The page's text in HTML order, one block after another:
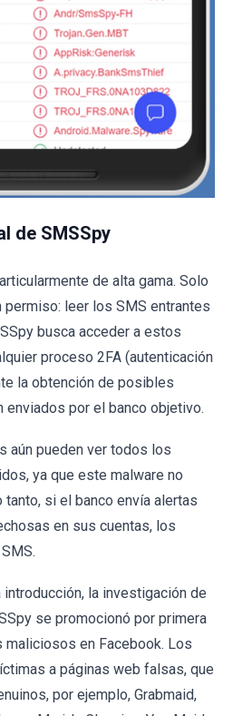
de SMSSpy
de alta gama. Solo
leer los SMS entrantes
busca acceder a estos
proceso 2FA (autenticación
la obtención de posibles
por el banco objetivo.
aún pueden ver todos los
ya que este malware no
si el banco envía alertas
en sus cuentas, los
la investigación de
se promocionó por primera
maliciosos en Facebook. Los
a páginas web falsas, que
por ejemplo, Grabmaid,